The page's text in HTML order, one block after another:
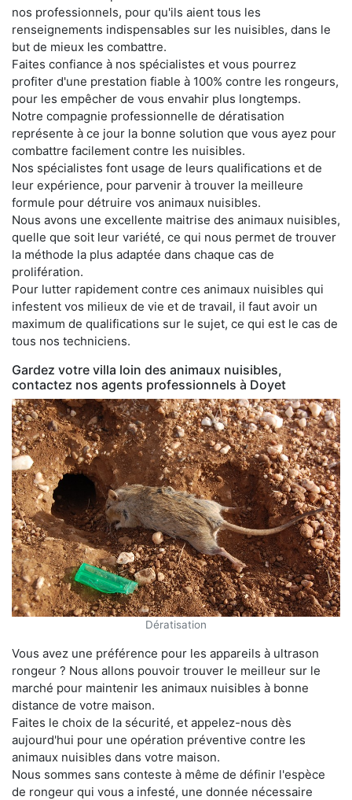
nos professionnels, pour qu'ils aient tous les
renseignements indispensables sur les nuisibles, dans le
but de mieux les combattre.
Faites confiance à nos spécialistes et vous pourrez
profiter d'une prestation fiable à 100% contre les rongeurs,
pour les empêcher de vous envahir plus longtemps.
Notre compagnie professionnelle de dératisation
représente à ce jour la bonne solution que vous ayez pour
combattre facilement contre les nuisibles.
Nos spécialistes font usage de leurs qualifications et de
leur expérience, pour parvenir à trouver la meilleure
formule pour détruire vos animaux nuisibles.
Nous avons une excellente maitrise des animaux nuisibles,
quelle que soit leur variété, ce qui nous permet de trouver
la méthode la plus adaptée dans chaque cas de
prolifération.
Pour lutter rapidement contre ces animaux nuisibles qui
infestent vos milieux de vie et de travail, il faut avoir un
maximum de qualifications sur le sujet, ce qui est le cas de
tous nos techniciens.
Gardez votre villa loin des animaux nuisibles,
contactez nos agents professionnels à Doyet
Dératisation
Vous avez une préférence pour les appareils à ultrason
rongeur ? Nous allons pouvoir trouver le meilleur sur le
marché pour maintenir les animaux nuisibles à bonne
distance de votre maison.
Faites le choix de la sécurité, et appelez-nous dès
aujourd'hui pour une opération préventive contre les
animaux nuisibles dans votre maison.
Nous sommes sans conteste à même de définir l'espèce
de rongeur qui vous a infesté, une donnée nécessaire